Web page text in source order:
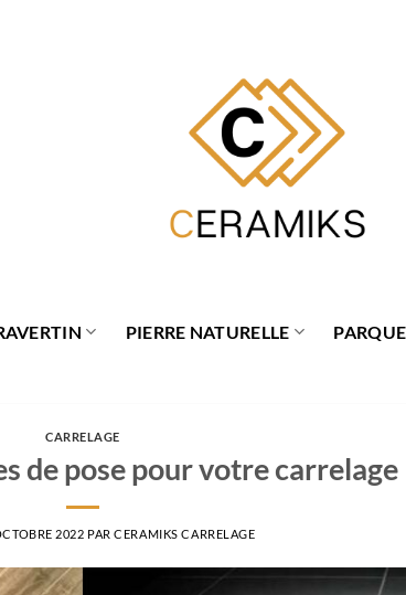
PIERRE NATURELLE
CARRELAGE
de pose pour votre carrelage
2022 PARCERAMIKS CARRELAGE